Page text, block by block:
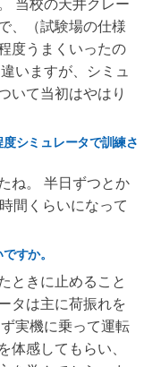
当校の天井クレー
、（試験場の仕様
度うまくいったの
いますが、シミュ
いて当初はやはり
シミュレータで訓練さ
ね。 半日ずつとか
間くらいになって
すか。
ときに止めること
タは主に荷振れを
実機に乗って運転
体感してもらい、